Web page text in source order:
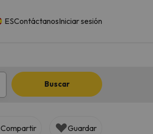
ESContáctanosIniciar sesión
Buscar
Compartir Guardar